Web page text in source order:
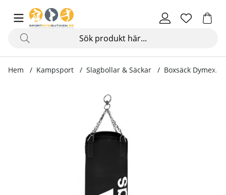
Hem Kampsport Slagbollar & Säckar Boxsäck Dymex,
Produktbilder Boxsäck Dymex, 90 x 30 cm